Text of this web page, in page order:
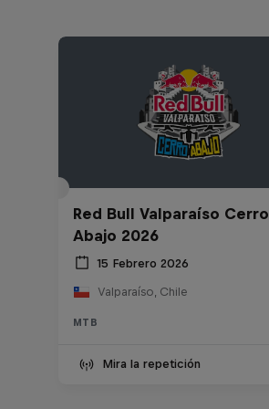
Red Bull Valparaíso Cerro
Abajo 2026
15 Febrero 2026
Valparaíso, Chile
MTB
Mira la repetición